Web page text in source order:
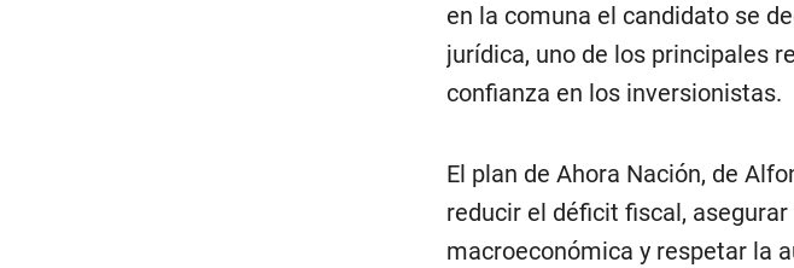
en la comuna el candidato se
jurídica, uno de los principales
confianza en los inversionistas.
El plan de Ahora Nación, de
reducir el déficit fiscal,
macroeconómica y respetar la